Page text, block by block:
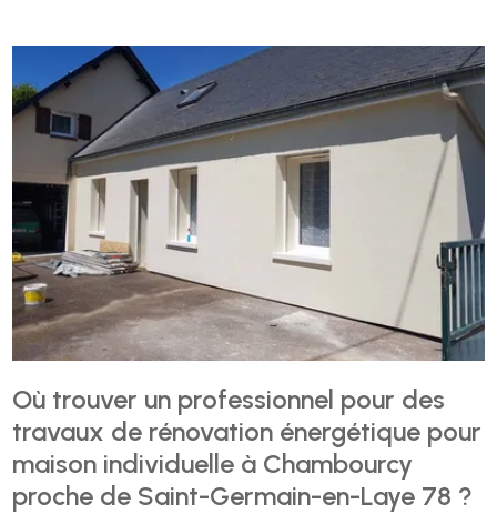
Où trouver un professionnel pour des
travaux de rénovation énergétique pour
maison individuelle à Chambourcy
proche de Saint-Germain-en-Laye 78 ?